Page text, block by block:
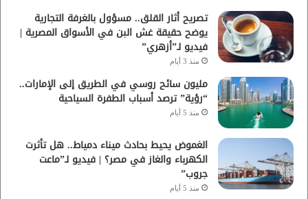
تصريح أثار القلق.. مسؤول بالغرفة التجارية
يوضح حقيقة غش البن في الأسواق المصرية |
فيديو لـ”أزهري”
منذ 3 أيام
مليون سائح روسي في الطريق إلى الإمارات..
“رؤية” ترصد أسباب الطفرة السياحية
منذ 5 أيام
الغموض يحيط بحادث ميناء دمياط.. هل تأثرت
الكهرباء والغاز في مصر؟ | فيديو لـ”ماعت
جروب”
منذ 5 أيام